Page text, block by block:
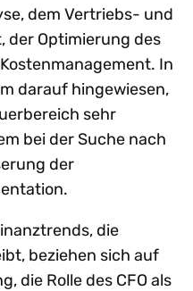
dem Vertriebs- und
der Optimierung des
In
darauf hingewiesen,
sehr
bei der Suche nach
der
die
beziehen sich auf
die Rolle des CFO als